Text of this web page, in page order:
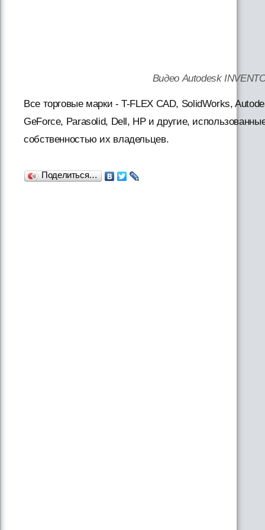
Видео Autodesk
Все торговые марки - T-FLEX CAD, SolidWorks,
GeForce, Parasolid, Dell, HP и другие,
собственностью их владельцев.
Поделиться…